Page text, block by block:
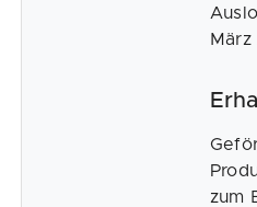
März
zum